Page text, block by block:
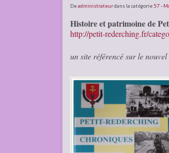
Deadministrateurdans la catégorie 57 -
Histoire et patrimoine de
http://petit-rederching.fr/
un site référencé sur le nouvel